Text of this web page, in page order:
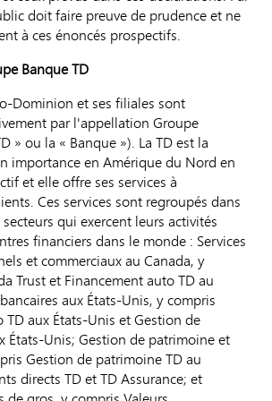
doit faire preuve de prudence et ne
à ces énoncés prospectifs.
BanqueTD
Dominion et ses filiales sont
par l'appellation Groupe
» ou la « Banque »). La TD est la
importance en Amérique du Nord en
et elle offre ses services à
Ces services sont regroupés dans
qui exercent leurs activités
financiers dans le monde : Services
et commerciaux au Canada, y
Trust et Financement auto TD au
aux États-Unis, y compris
TD aux États-Unis et Gestion de
États-Unis; Gestion de patrimoine et
Gestion de patrimoine TD au
directs TD et TD Assurance; et